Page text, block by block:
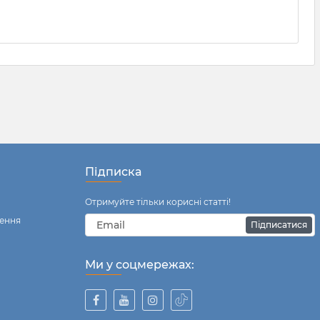
Підписка
Отримуйте тільки корисні статті!
Підписатися
Ми у соцмережах: